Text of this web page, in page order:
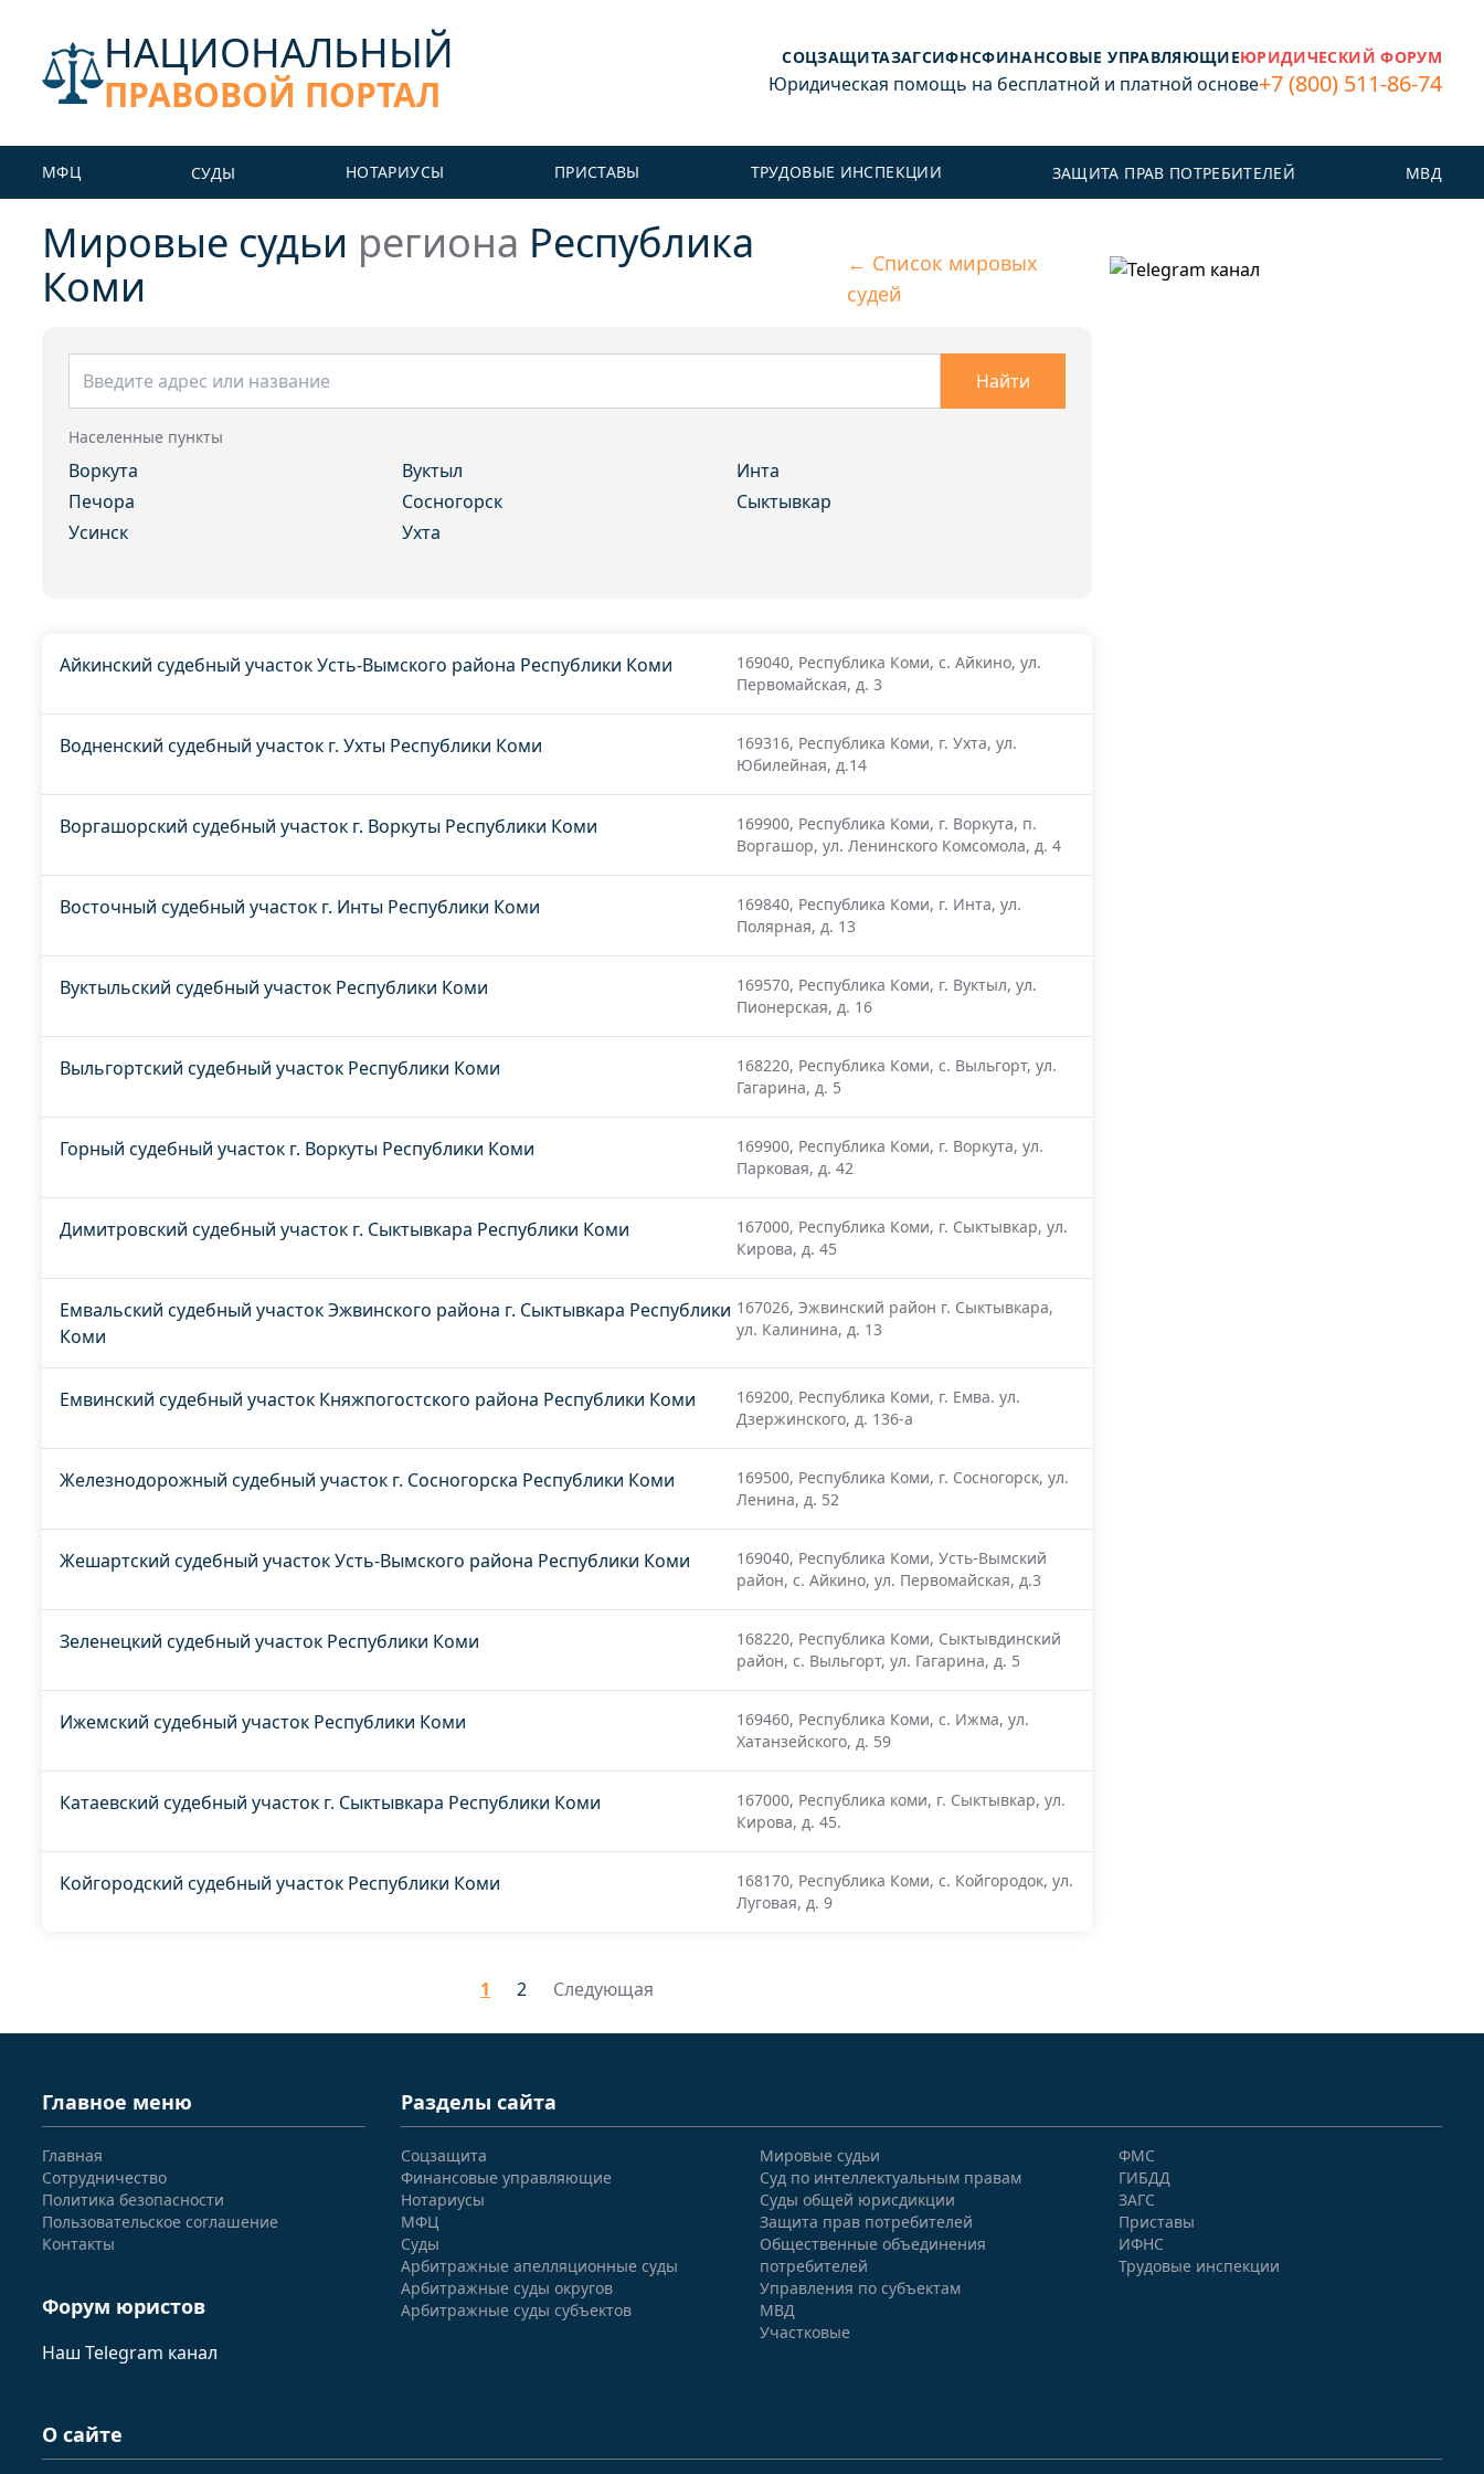
НАЦИОНАЛЬНЫЙ
ПРАВОВОЙ ПОРТАЛ
СОЦЗАЩИТАЗАГСИФНСФИНАНСОВЫЕ УПРАВЛЯЮЩИЕЮРИДИЧЕСКИЙ ФОРУМ
Юридическая помощь на бесплатной и платной основе+7 (800) 511-86-74
МФЦ СУДЫ НОТАРИУСЫ ПРИСТАВЫ ТРУДОВЫЕ ИНСПЕКЦИИ ЗАЩИТА ПРАВ ПОТРЕБИТЕЛЕЙ МВД
Мировые судьи региона Республика
Коми
← Список мировых
судей
Найти
Населенные пункты
Воркута Вуктыл
Инта
Печора
Сосногорск
Сыктывкар
Усинск
Ухта
Айкинский судебный участок Усть-Вымского района Республики Коми
169040, Республика Коми, с. Айкино, ул.
Первомайская, д. 3
Водненский судебный участок г. Ухты Республики Коми
169316, Республика Коми, г. Ухта, ул.
Юбилейная, д.14
Воргашорский судебный участок г. Воркуты Республики Коми
169900, Республика Коми, г. Воркута, п.
Воргашор, ул. Ленинского Комсомола, д. 4
Восточный судебный участок г. Инты Республики Коми
169840, Республика Коми, г. Инта, ул.
Полярная, д. 13
Вуктыльский судебный участок Республики Коми
169570, Республика Коми, г. Вуктыл, ул.
Пионерская, д. 16
Выльгортский судебный участок Республики Коми
168220, Республика Коми, с. Выльгорт, ул.
Гагарина, д. 5
Горный судебный участок г. Воркуты Республики Коми
169900, Республика Коми, г. Воркута, ул.
Парковая, д. 42
Димитровский судебный участок г. Сыктывкара Республики Коми
167000, Республика Коми, г. Сыктывкар, ул.
Кирова, д. 45
Емвальский судебный участок Эжвинского района г. Сыктывкара Республики
Коми
167026, Эжвинский район г. Сыктывкара,
ул. Калинина, д. 13
Емвинский судебный участок Княжпогостского района Республики Коми
169200, Республика Коми, г. Емва. ул.
Дзержинского, д. 136-а
Железнодорожный судебный участок г. Сосногорска Республики Коми
169500, Республика Коми, г. Сосногорск, ул.
Ленина, д. 52
Жешартский судебный участок Усть-Вымского района Республики Коми
169040, Республика Коми, Усть-Вымский
район, с. Айкино, ул. Первомайская, д.3
Зеленецкий судебный участок Республики Коми
168220, Республика Коми, Сыктывдинский
район, с. Выльгорт, ул. Гагарина, д. 5
Ижемский судебный участок Республики Коми
169460, Республика Коми, с. Ижма, ул.
Хатанзейского, д. 59
Катаевский судебный участок г. Сыктывкара Республики Коми
167000, Республика коми, г. Сыктывкар, ул.
Кирова, д. 45.
Койгородский судебный участок Республики Коми
168170, Республика Коми, с. Койгородок, ул.
Луговая, д. 9
1 2 Следующая
Главное меню
Главная
Сотрудничество
Политика безопасности
Пользовательское соглашение
Контакты
Форум юристов
Наш Telegram канал
Разделы сайта
Соцзащита
Финансовые управляющие
Нотариусы
МФЦ
Суды
Арбитражные апелляционные суды
Арбитражные суды округов
Арбитражные суды субъектов
Мировые судьи
Суд по интеллектуальным правам
Суды общей юрисдикции
Защита прав потребителей
Общественные объединения
потребителей
Управления по субъектам
МВД
Участковые
ФМС
ГИБДД
ЗАГС
Приставы
ИФНС
Трудовые инспекции
О сайте